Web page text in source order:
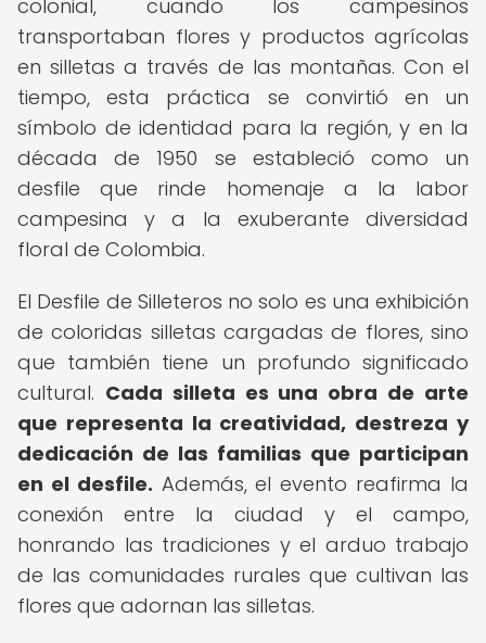
colonial, cuando los campesinos
transportaban flores y productos agrícolas
en silletas a través de las montañas. Con el
tiempo, esta práctica se convirtió en un
símbolo de identidad para la región, y en la
década de 1950 se estableció como un
desfile que rinde homenaje a la labor
campesina y a la exuberante diversidad
floral de Colombia.
El Desfile de Silleteros no solo es una exhibición
de coloridas silletas cargadas de flores, sino
que también tiene un profundo significado
cultural. Cada silleta es una obra de arte
que representa la creatividad, destreza y
dedicación de las familias que participan
en el desfile. Además, el evento reafirma la
conexión entre la ciudad y el campo,
honrando las tradiciones y el arduo trabajo
de las comunidades rurales que cultivan las
flores que adornan las silletas.